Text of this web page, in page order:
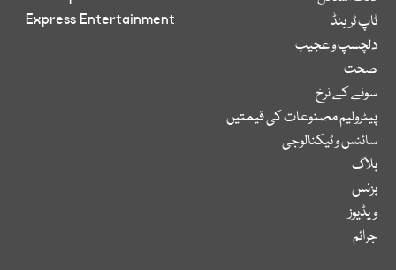
ٹاپ ٹرینڈ
دلچسپ و عجیب
صحت
سونے کے نرخ
پیٹرولیم مصنوعات کی قیمتیں
سائنس و ٹیکنالوجی
بلاگ
بزنس
ویڈیوز
جرائم
Express Entertainment